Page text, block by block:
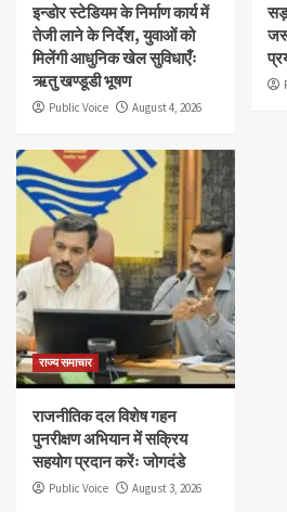
इन्डोर स्टेडियम के निर्माण कार्य में
तेजी लाने के निर्देश, युवाओं को
मिलेंगी आधुनिक खेल सुविधाएँः
ऋतु खण्डूडी भूषण
Public Voice August 4, 2026
राज्य समाचार
राजनीतिक दल विशेष गहन
पुनरीक्षण अभियान में सक्रिय
सहयोग प्रदान करेंः जोगदंडे
Public Voice August 3, 2026